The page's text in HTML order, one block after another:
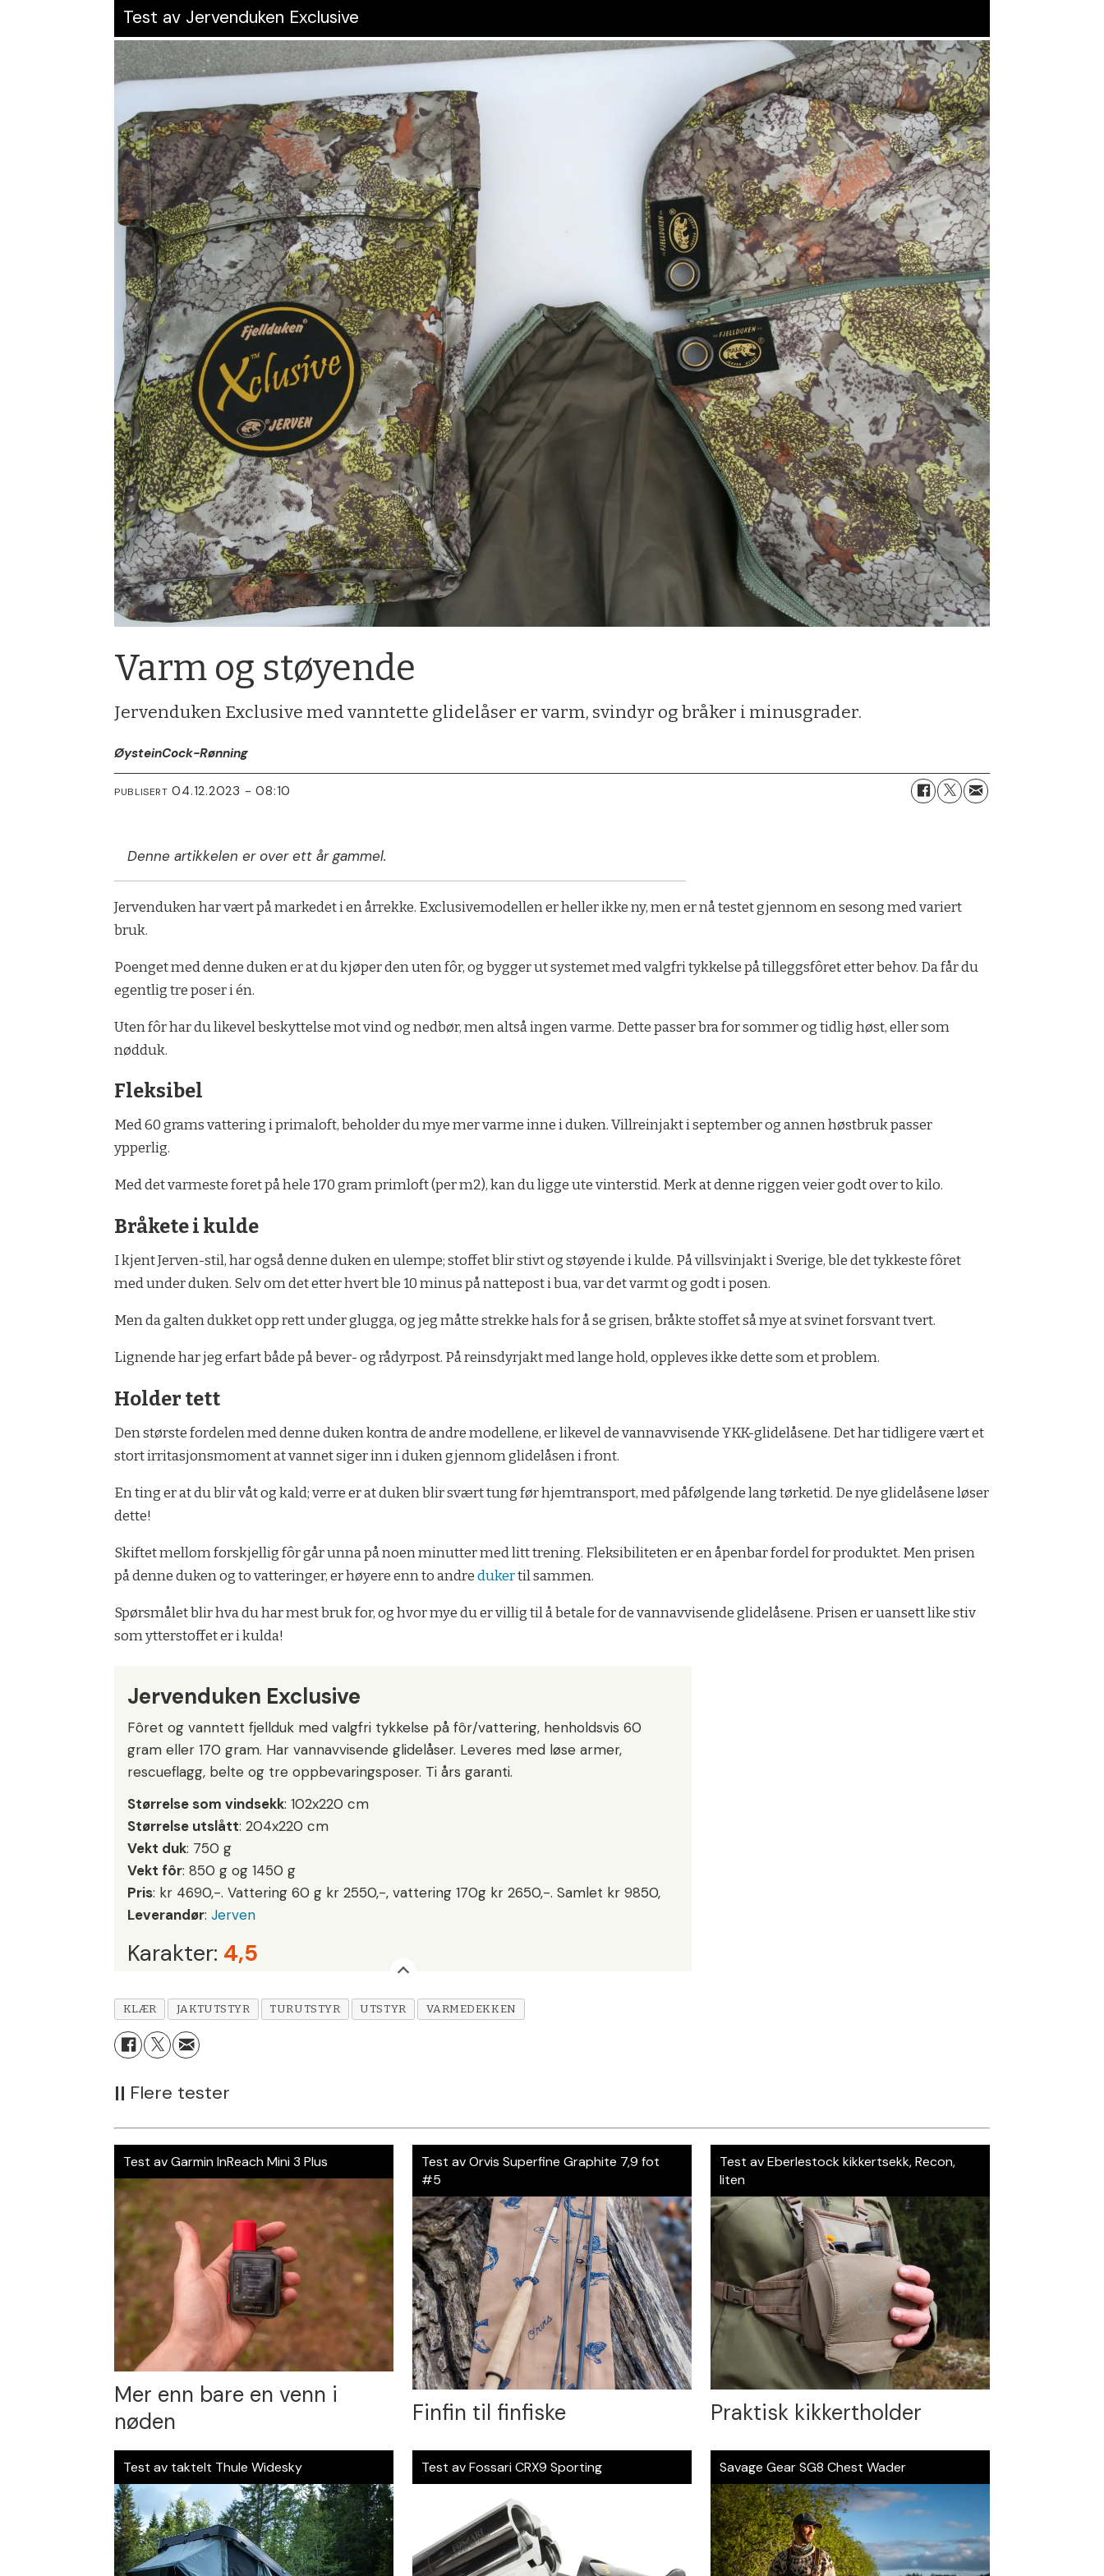
Test av Jervenduken Exclusive
Varm og støyende
Jervenduken Exclusive med vanntette glidelåser er varm, svindyr og bråker i minusgrader.
ØysteinCock-Rønning
PUBLISERT 04.12.2023 - 08:10
Denne artikkelen er over ett år gammel.
Jervenduken har vært på markedet i en årrekke. Exclusivemodellen er heller ikke ny, men er nå testet gjennom en sesong med variert
bruk.
Poenget med denne duken er at du kjøper den uten fôr, og bygger ut systemet med valgfri tykkelse på tilleggsfôret etter behov. Da får du
egentlig tre poser i én.
Uten fôr har du likevel beskyttelse mot vind og nedbør, men altså ingen varme. Dette passer bra for sommer og tidlig høst, eller som
nødduk.
Fleksibel
Med 60 grams vattering i primaloft, beholder du mye mer varme inne i duken. Villreinjakt i september og annen høstbruk passer
ypperlig.
Med det varmeste foret på hele 170 gram primloft (per m2), kan du ligge ute vinterstid. Merk at denne riggen veier godt over to kilo.
Bråkete i kulde
I kjent Jerven-stil, har også denne duken en ulempe; stoffet blir stivt og støyende i kulde. På villsvinjakt i Sverige, ble det tykkeste fôret
med under duken. Selv om det etter hvert ble 10 minus på nattepost i bua, var det varmt og godt i posen.
Men da galten dukket opp rett under glugga, og jeg måtte strekke hals for å se grisen, bråkte stoffet så mye at svinet forsvant tvert.
Lignende har jeg erfart både på bever- og rådyrpost. På reinsdyrjakt med lange hold, oppleves ikke dette som et problem.
Holder tett
Den største fordelen med denne duken kontra de andre modellene, er likevel de vannavvisende YKK-glidelåsene. Det har tidligere vært et
stort irritasjonsmoment at vannet siger inn i duken gjennom glidelåsen i front.
En ting er at du blir våt og kald; verre er at duken blir svært tung før hjemtransport, med påfølgende lang tørketid. De nye glidelåsene løser
dette!
Skiftet mellom forskjellig fôr går unna på noen minutter med litt trening. Fleksibiliteten er en åpenbar fordel for produktet. Men prisen
på denne duken og to vatteringer, er høyere enn to andredukertil sammen.
Spørsmålet blir hva du har mest bruk for, og hvor mye du er villig til å betale for de vannavvisende glidelåsene. Prisen er uansett like stiv
som ytterstoffet er i kulda!
Jervenduken Exclusive
Fôret og vanntett fjellduk med valgfri tykkelse på fôr/vattering, henholdsvis 60
gram eller 170 gram. Har vannavvisende glidelåser. Leveres med løse armer,
rescueflagg, belte og tre oppbevaringsposer. Ti års garanti.
Størrelse som vindsekk: 102x220 cm
Størrelse utslått: 204x220 cm
Vekt duk: 750 g
Vekt fôr: 850 g og 1450 g
Pris: kr 4690,-. Vattering 60 g kr 2550,-, vattering 170g kr 2650,-. Samlet kr 9850,
Leverandør:Jerven
Karakter: 4,5
KLÆR JAKTUTSTYR TURUTSTYR UTSTYR VARMEDEKKEN
|| Flere tester
Test av Garmin InReach Mini 3 Plus
Mer enn bare en venn i
nøden
Test av Orvis Superfine Graphite 7,9 fot
#5
Finfin til finfiske
Test av Eberlestock kikkertsekk, Recon,
liten
Praktisk kikkertholder
Test av taktelt Thule Widesky Test av Fossari CRX9 Sporting Savage Gear SG8 Chest Wader